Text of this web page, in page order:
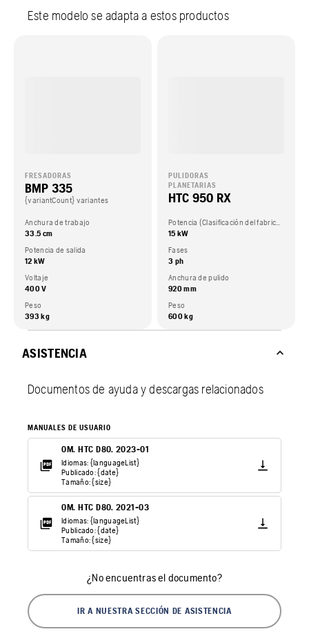
Este modelo se adapta a estos productos
FRESADORAS
BMP 335
{variantCount} variantes
Anchura de trabajo
33.5 cm
Potencia de salida
12 kW
Voltaje
400 V
Peso
393 kg
PULIDORAS
PLANETARIAS
HTC 950 RX
Potencia (Clasificación del fabricante del motor.)
15 kW
Fases
3 ph
Anchura de pulido
920 mm
Peso
600 kg
ASISTENCIA
Documentos de ayuda y descargas relacionados
MANUALES DE USUARIO
OM. HTC D80. 2023-01
Idiomas: {languageList}
Publicado: {date}
Tamaño: {size}
OM. HTC D80. 2021-03
Idiomas: {languageList}
Publicado: {date}
Tamaño: {size}
¿No encuentras el documento?
IR A NUESTRA SECCIÓN DE ASISTENCIA